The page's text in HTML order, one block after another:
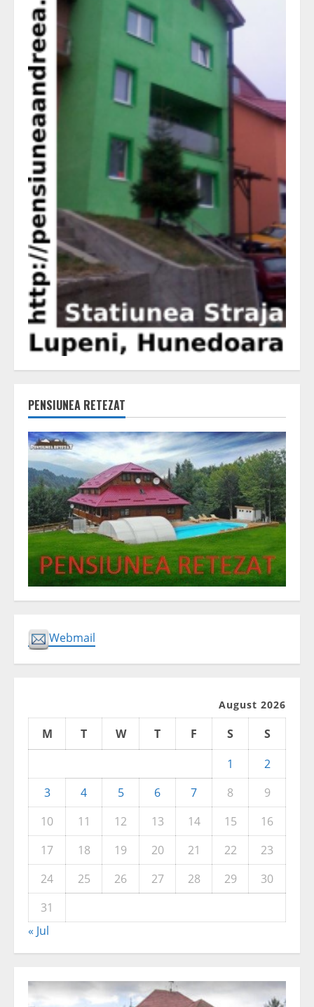
PENSIUNEA RETEZAT
Webmail
August 2026
M T W T F S
S
1
2
3
4 5 6 7 8
9
10
11 12 13 14 15
16
17
18 19 20 21 22
23
24
25 26 27 28 29
30
31
« Jul